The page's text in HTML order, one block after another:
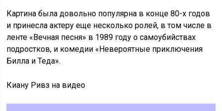
Картина была довольно популярна в конце 80-х годов
и принесла актеру еще несколько ролей, в том числе в
ленте «Вечная песня» в 1989 году о самоубийствах
подростков, и комедии «Невероятные приключения
Билла и Теда».
Киану Ривз на видео